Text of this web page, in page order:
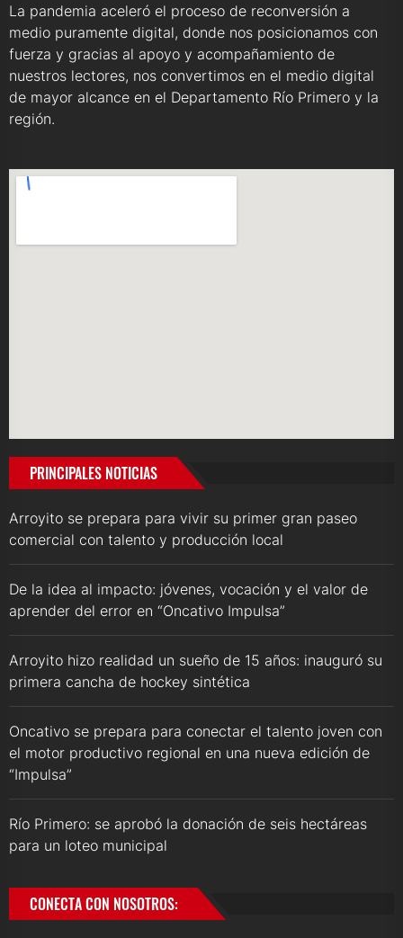
La pandemia aceleró el proceso de reconversión a
medio puramente digital, donde nos posicionamos con
fuerza y gracias al apoyo y acompañamiento de
nuestros lectores, nos convertimos en el medio digital
de mayor alcance en el Departamento Río Primero y la
región.
PRINCIPALES NOTICIAS
Arroyito se prepara para vivir su primer gran paseo
comercial con talento y producción local
De la idea al impacto: jóvenes, vocación y el valor de
aprender del error en “Oncativo Impulsa”
Arroyito hizo realidad un sueño de 15 años: inauguró su
primera cancha de hockey sintética
Oncativo se prepara para conectar el talento joven con
el motor productivo regional en una nueva edición de
“Impulsa”
Río Primero: se aprobó la donación de seis hectáreas
para un loteo municipal
CONECTA CON NOSOTROS: